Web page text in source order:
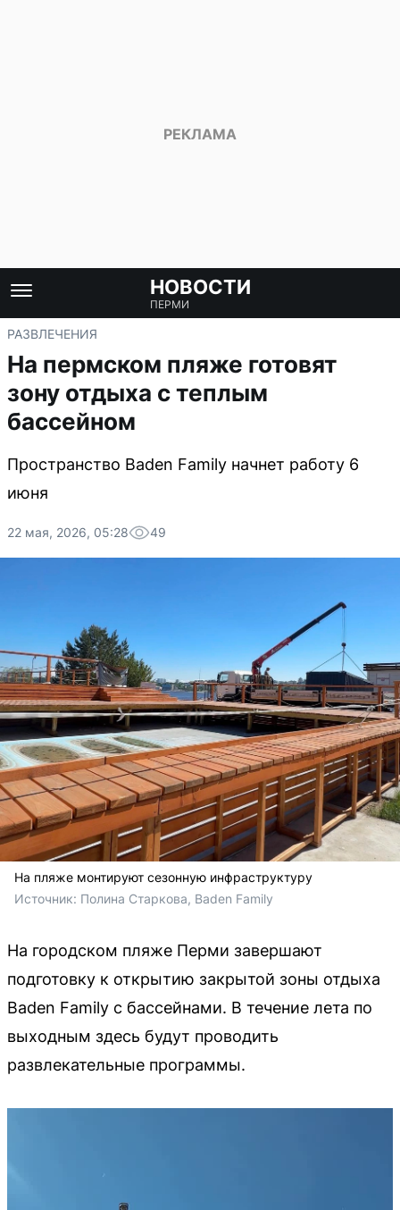
НОВОСТИ
ПЕРМИ
РАЗВЛЕЧЕНИЯ
На пермском пляже готовят
зону отдыха с теплым
бассейном
Пространство Baden Family начнет работу 6
июня
22 мая, 2026, 05:28 49
На пляже монтируют сезонную инфраструктуру
Источник: Полина Старкова, Baden Family
На городском пляже Перми завершают
подготовку к открытию закрытой зоны отдыха
Baden Family с бассейнами. В течение лета по
выходным здесь будут проводить
развлекательные программы.